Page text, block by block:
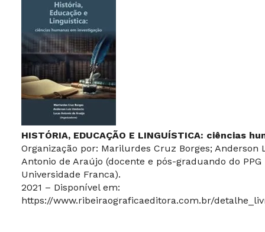
HISTÓRIA, EDUCAÇÃO E LINGUÍSTICA: ciências
Organização por: Marilurdes Cruz Borges; Anderson
Antonio de Araújo (docente e pós-graduando do
Universidade Franca).
2021 – Disponível em:
https://www.ribeiraograficaeditora.com.br/